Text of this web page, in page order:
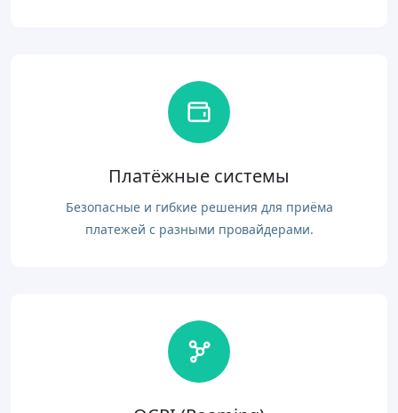
Платёжные системы
Безопасные и гибкие решения для приёма
платежей с разными провайдерами.